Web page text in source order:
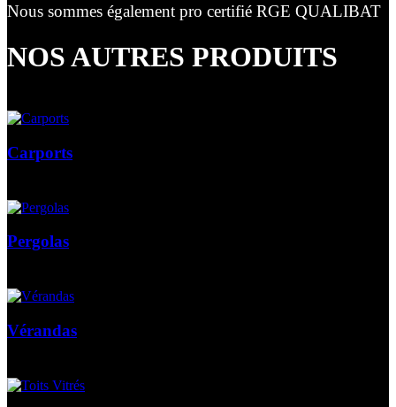
Nous sommes également pro certifié RGE QUALIBAT
NOS AUTRES PRODUITS
Carports
Pergolas
Vérandas